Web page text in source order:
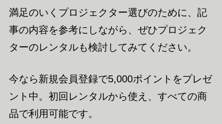
満足のいくプロジェクター選びのために、記
事の内容を参考にしながら、ぜひプロジェク
ターのレンタルも検討してみてください。
今なら新規会員登録で5,000ポイントをプレゼ
ント中。初回レンタルから使え、すべての商
品で利用可能です。